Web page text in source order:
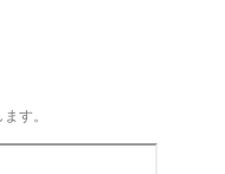
す。